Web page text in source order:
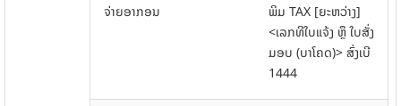
ຈ່າຍອາກອນ
ພິມ TAX [ຍະຫວ່າງ]
<ເລກທີໃບແຈ້ງ ຫຼຶ ໃບສັ່ງ
ມອບ (ບາໂຄດ)> ສົ່ງເບີ
1444